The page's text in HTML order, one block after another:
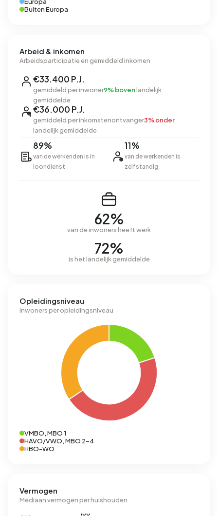
Buiten Europa
Arbeid & inkomen
Arbeidsparticipatie en gemiddeld inkomen
€33.400 P.J.
gemiddeld per inwoner9% bovenlandelijk
gemiddelde
€36.000 P.J.
gemiddeld per inkomstenontvanger3% onder
landelijk gemiddelde
89%
van de werkenden is in
loondienst
11%
van de werkenden is
zelfstandig
62%
van de inwoners heeft werk
72%
is het landelijk gemiddelde
Opleidingsniveau
Inwoners per opleidingsniveau
VMBO, MBO 1
HAVO/VWO, MBO 2-4
HBO-WO
Vermogen
Mediaan vermogen per huishouden